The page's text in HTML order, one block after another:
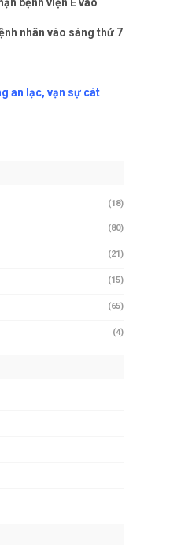
nhân vào sáng thứ 7
an lạc, vạn sự cát
(18)
(80)
(21)
(15)
(65)
(4)